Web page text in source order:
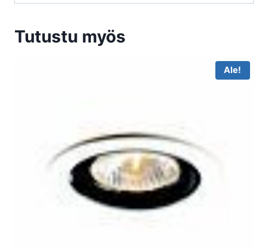
Tutustu myös
Ale!